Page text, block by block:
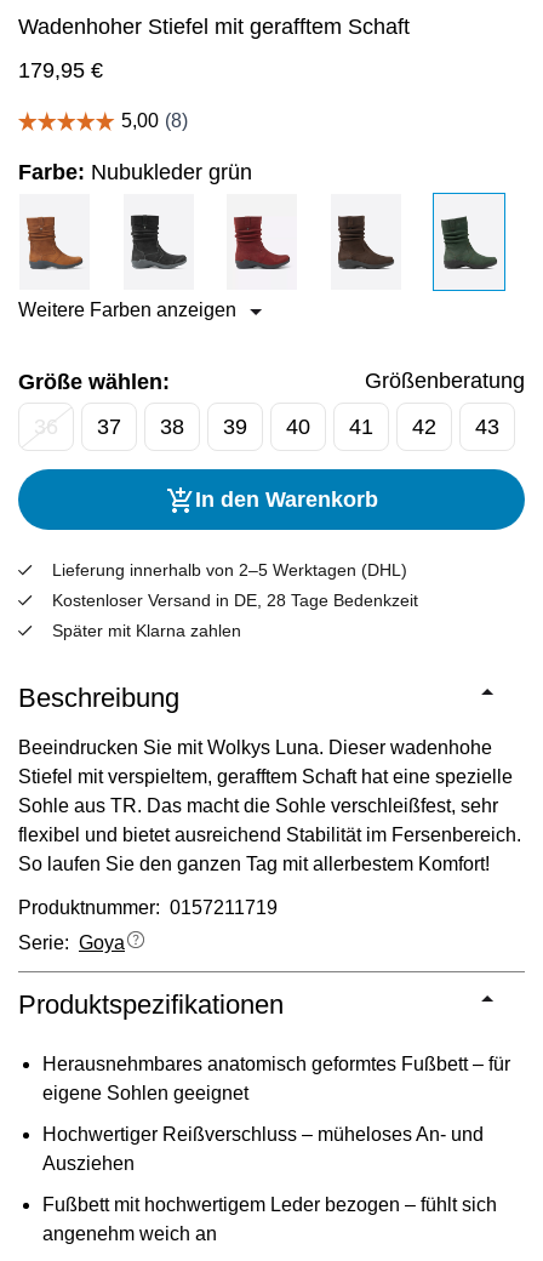
Wadenhoher Stiefel mit gerafftem Schaft
179,95 €
Farbe: Nubukleder grün
Weitere Farben anzeigen
Größe wählen:
Größenberatung
36
37 38 39 40 41 42 43
In den Warenkorb
Lieferung innerhalb von 2–5 Werktagen (DHL)
Kostenloser Versand in DE, 28 Tage Bedenkzeit
Später mit Klarna zahlen
Beschreibung
Beeindrucken Sie mit Wolkys Luna. Dieser wadenhohe
Stiefel mit verspieltem, gerafftem Schaft hat eine spezielle
Sohle aus TR. Das macht die Sohle verschleißfest, sehr
flexibel und bietet ausreichend Stabilität im Fersenbereich.
So laufen Sie den ganzen Tag mit allerbestem Komfort!
Produktnummer: 0157211719
Serie: Goya
Produktspezifikationen
Herausnehmbares anatomisch geformtes Fußbett – für
eigene Sohlen geeignet
Hochwertiger Reißverschluss – müheloses An- und
Ausziehen
Fußbett mit hochwertigem Leder bezogen – fühlt sich
angenehm weich an